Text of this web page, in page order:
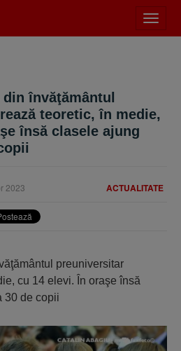
meniu
învăţământul
teoretic, în medie,
însă clasele ajung
ACTUALITATE
2023
preuniversitar
cu 14 elevi. În oraşe însă
30 de copii